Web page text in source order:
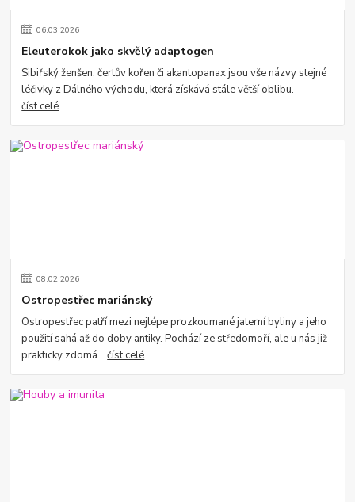
06.03.2026
Eleuterokok jako skvělý adaptogen
Sibiřský ženšen, čertův kořen či akantopanax jsou vše názvy stejné
léčivky z Dálného východu, která získává stále větší oblibu.
číst celé
08.02.2026
Ostropestřec mariánský
Ostropestřec patří mezi nejlépe prozkoumané jaterní byliny a jeho
použití sahá až do doby antiky. Pochází ze středomoří, ale u nás již
prakticky zdomá...číst celé